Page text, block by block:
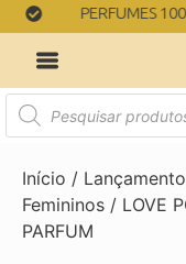
PERFUMES
Início /
Femininos / LOVE
PARFUM